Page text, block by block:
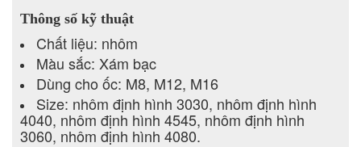
Thông số kỹ thuật
Chất liệu: nhôm
Màu sắc: Xám bạc
Dùng cho ốc: M8, M12, M16
Size: nhôm định hình 3030, nhôm định hình
4040, nhôm định hình 4545, nhôm định hình
3060, nhôm định hình 4080.